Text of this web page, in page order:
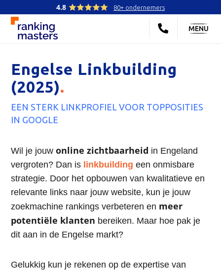
4.8 80+ ondernemers
MENU
Engelse Linkbuilding
(2025).
EEN STERK LINKPROFIEL VOOR TOPPOSITIES
IN GOOGLE
Wil je jouwonline zichtbaarheid in Engeland
vergroten? Dan is linkbuilding een onmisbare
strategie. Door het opbouwen van kwalitatieve en
relevante links naar jouw website, kun je jouw
zoekmachine rankings verbeteren en meer
potentiële klanten bereiken. Maar hoe pak je
dit aan in de Engelse markt?
Gelukkig kun je rekenen op de expertise van